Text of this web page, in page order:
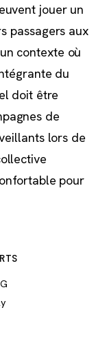
jouer un
passagers aux
contexte où
du
doit être
de
lors de
pour